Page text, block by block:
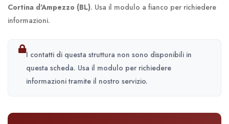
Cortina d'Ampezzo (BL). Usa il modulo a fianco per richiedere
informazioni.
I contatti di questa struttura non sono disponibili in
questa scheda. Usa il modulo per richiedere
informazioni tramite il nostro servizio.